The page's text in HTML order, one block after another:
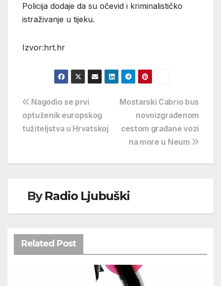
Policija dodaje da su očevid i kriminalističko
istraživanje u tijeku.
Izvor:hrt.hr
Navigacija
objava
Mostarski Cabrio bus
novoizgrađenom
cestom građane vozi
na more u Neum
Nagodio se prvi
optuženik europskog
tužiteljstva u Hrvatskoj
ByRadio Ljubuški
Related Post